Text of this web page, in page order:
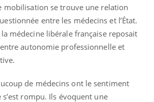
mobilisation se trouve une relation
entre les médecins et l’État.
médecine libérale française reposait
autonomie professionnelle et
de médecins ont le sentiment
rompu. Ils évoquent une